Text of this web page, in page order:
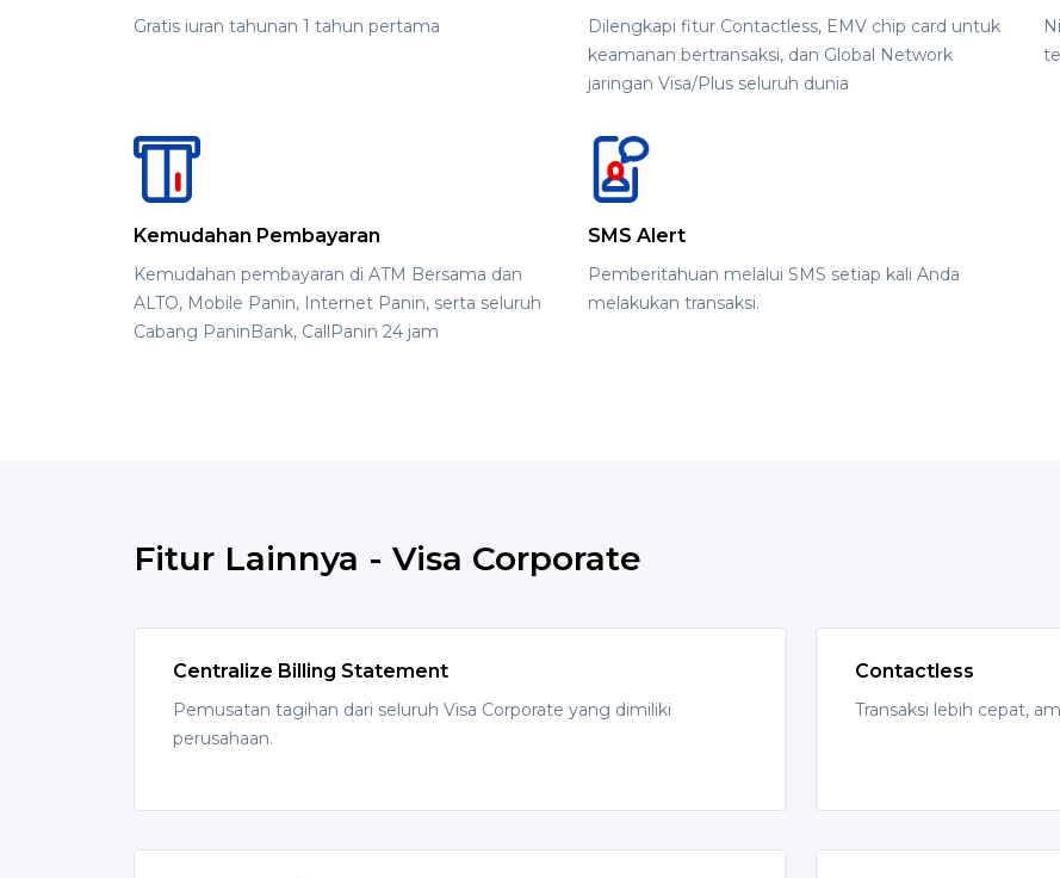
Gratis iuran tahunan 1 tahun pertama
Dilengkapi fitur Contactless, EMV chip card untuk
keamanan bertransaksi, dan Global Network
jaringan Visa/Plus seluruh dunia
Kemudahan Pembayaran
Kemudahan pembayaran di ATM Bersama dan
ALTO, Mobile Panin, Internet Panin, serta seluruh
Cabang PaninBank, CallPanin 24 jam
SMS Alert
Pemberitahuan melalui SMS setiap kali Anda
melakukan transaksi.
Fitur Lainnya - Visa Corporate
Centralize Billing Statement
Pemusatan tagihan dari seluruh Visa Corporate yang dimiliki
perusahaan.
Contactless
Transaksi lebih cepat,